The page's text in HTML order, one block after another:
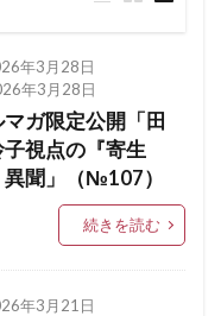
年3月28日
年3月28日
マガ限定公開「田
視点の『寄生
異聞」（№107）
続きを読む
年3月21日